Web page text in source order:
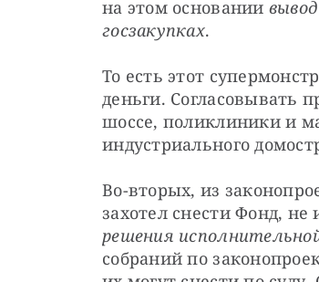
на этом основании
госзакупках.
То есть этот
деньги. Согласовывать
шоссе, поликлиники и
индустриального
Во-вторых, из
захотел снести Фонд,
решения
собраний по